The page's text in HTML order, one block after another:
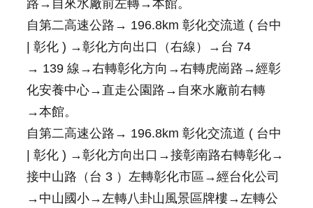
路→自來水廠前左轉→本館。
自第二高速公路→ 196.8km 彰化交流道 ( 台中
| 彰化 ) →彰化方向出口（右線）→台 74
→ 139 線→右轉彰化方向→右轉虎崗路→經彰
化安養中心→直走公園路→自來水廠前右轉
→本館。
自第二高速公路→ 196.8km 彰化交流道 ( 台中
| 彰化 ) →彰化方向出口→接彰南路右轉彰化→
接中山路（台 3 ）左轉彰化市區→經台化公司
→中山國小→左轉八卦山風景區牌樓→左轉公